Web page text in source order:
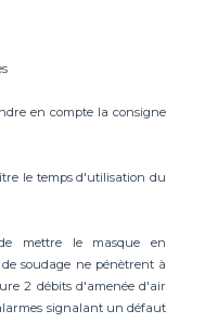
en compte la consigne
le temps d'utilisation du
mettre le masque en
soudage ne pénètrent à
2 débits d'amenée d'air
signalant un défaut